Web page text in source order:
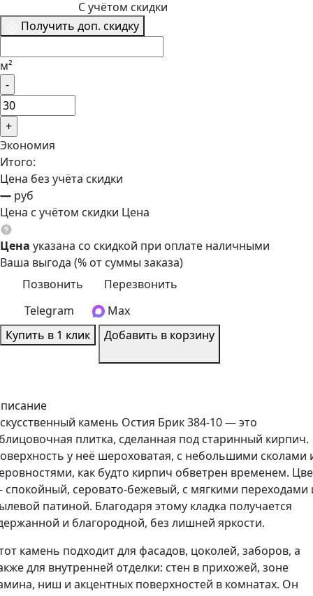
С учётом скидки
Получить доп. скидку
м²
Экономия
Итого:
Цена без учёта скидки
— руб
Цена с учётом скидки Цена
Цена указана со скидкой при оплате наличными
Ваша выгода (% от суммы заказа)
Позвонить
Перезвонить
Telegram
Max
Купить в 1 клик
Добавить в корзину
камень Остия Брик 384-10 — это
плитка, сделанная под старинный кирпич.
у неё шероховатая, с небольшими сколами
как будто кирпич обветрен временем.
серовато-бежевый, с мягкими переходами
патиной. Благодаря этому кладка получается
и благородной, без лишней яркости.
камень подходит для фасадов, цоколей, заборов, а
для внутренней отделки: стен в прихожей, зоне
ниш и акцентных поверхностей в комнатах. Он